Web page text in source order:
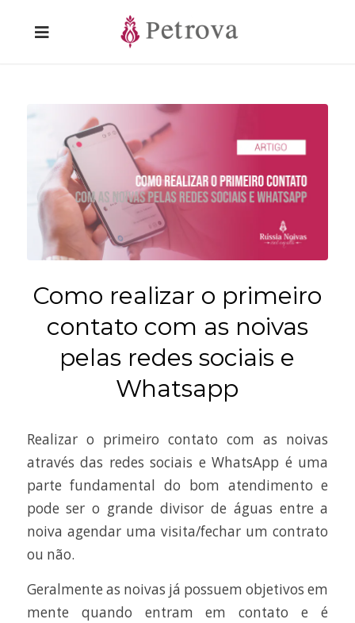
Como realizar o primeiro
contato com as noivas
pelas redes sociais e
Whatsapp
Realizar o primeiro contato com as noivas
através das redes sociais e WhatsApp é uma
parte fundamental do bom atendimento e
pode ser o grande divisor de águas entre a
noiva agendar uma visita/fechar um contrato
ou não.
Geralmente as noivas já possuem objetivos em
mente quando entram em contato e é